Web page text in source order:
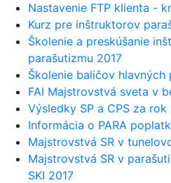
Nastavenie FTP klienta -
Kurz pre inštruktorov
Školenie a preskúšanie
parašutizmu 2017
Školenie baličov hlavných
FAI Majstrovstvá sveta v
Výsledky SP a CPS za rok
Informácia o PARA
Majstrovstvá SR v
Majstrovstvá SR v
SKI 2017